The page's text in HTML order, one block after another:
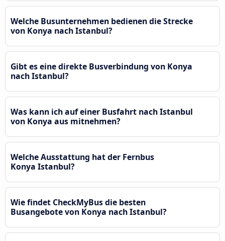
Welche Busunternehmen bedienen die Strecke
von Konya nach Istanbul?
Gibt es eine direkte Busverbindung von Konya
nach Istanbul?
Was kann ich auf einer Busfahrt nach Istanbul
von Konya aus mitnehmen?
Welche Ausstattung hat der Fernbus
Konya Istanbul?
Wie findet CheckMyBus die besten
Busangebote von Konya nach Istanbul?